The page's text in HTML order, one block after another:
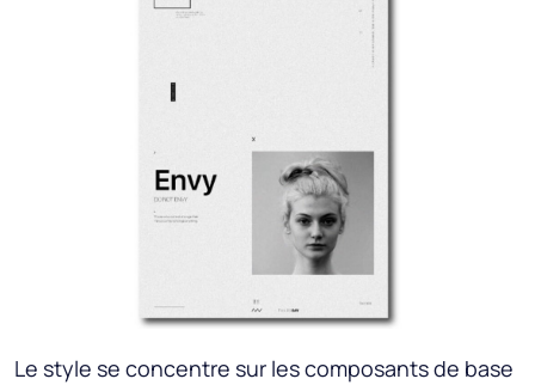
Le style se concentre sur les composants de base